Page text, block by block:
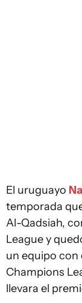
El uruguayo
temporada
Al-Qadsiah,
League y
un equipo con
Champions
llevara el